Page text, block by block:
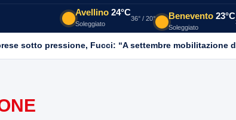
Avellino 24°C
Soleggiato
36° / 20° Benevento 23°C
Soleggiato
sotto pressione, Fucci: “A settembre mobilitazione